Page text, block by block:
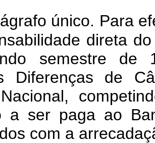
único. Para
direta
semestre de
Diferenças de
a ser paga ao
com a